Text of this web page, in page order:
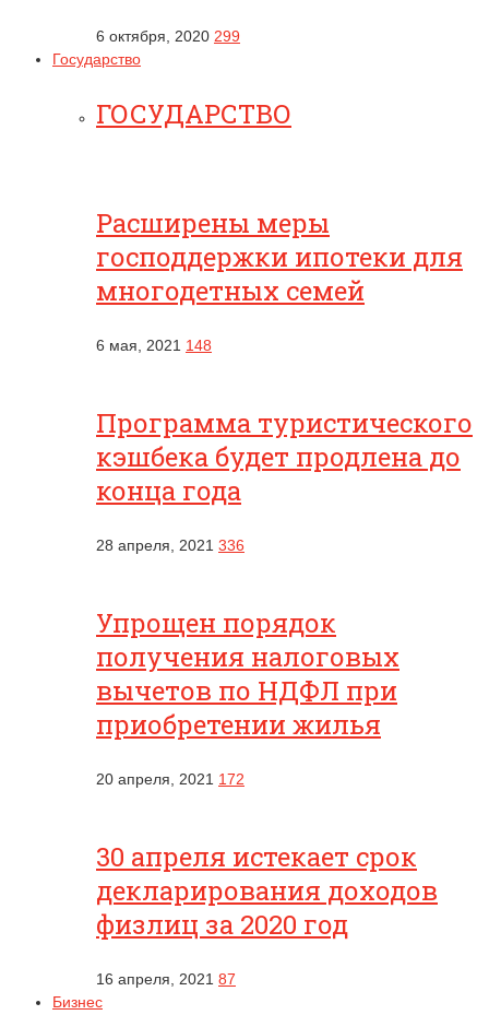
6 октября, 2020 299
Государство
ГОСУДАРСТВО
Расширены меры
господдержки ипотеки для
многодетных семей
6 мая, 2021 148
Программа туристического
кэшбека будет продлена до
конца года
28 апреля, 2021 336
Упрощен порядок
получения налоговых
вычетов по НДФЛ при
приобретении жилья
20 апреля, 2021 172
30 апреля истекает срок
декларирования доходов
физлиц за 2020 год
16 апреля, 2021 87
Бизнес